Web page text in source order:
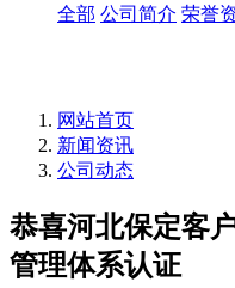
全部 公司简介 荣誉
网站首页
新闻资讯
公司动态
恭喜河北保定客
管理体系认证